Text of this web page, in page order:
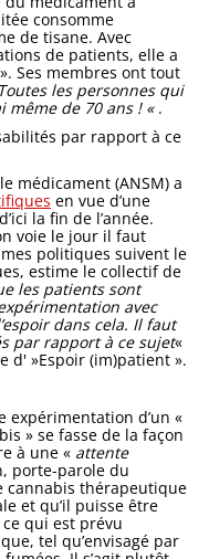
consomme
de tisane. Avec
de patients, elle a
Ses membres ont tout
les personnes qui
même de 70 ans ! « .
par rapport à ce
médicament (ANSM) a
en vue d’une
la fin de l’année.
voie le jour il faut
politiques suivent le
estime le collectif de
les patients sont
avec
dans cela. Il faut
par rapport à ce sujet«
d' »Espoir (im)patient ».
d’un «
» se fasse de la façon
à une « attente
porte-parole du
cannabis thérapeutique
et qu’il puisse être
qui est prévu
tel qu’envisagé par